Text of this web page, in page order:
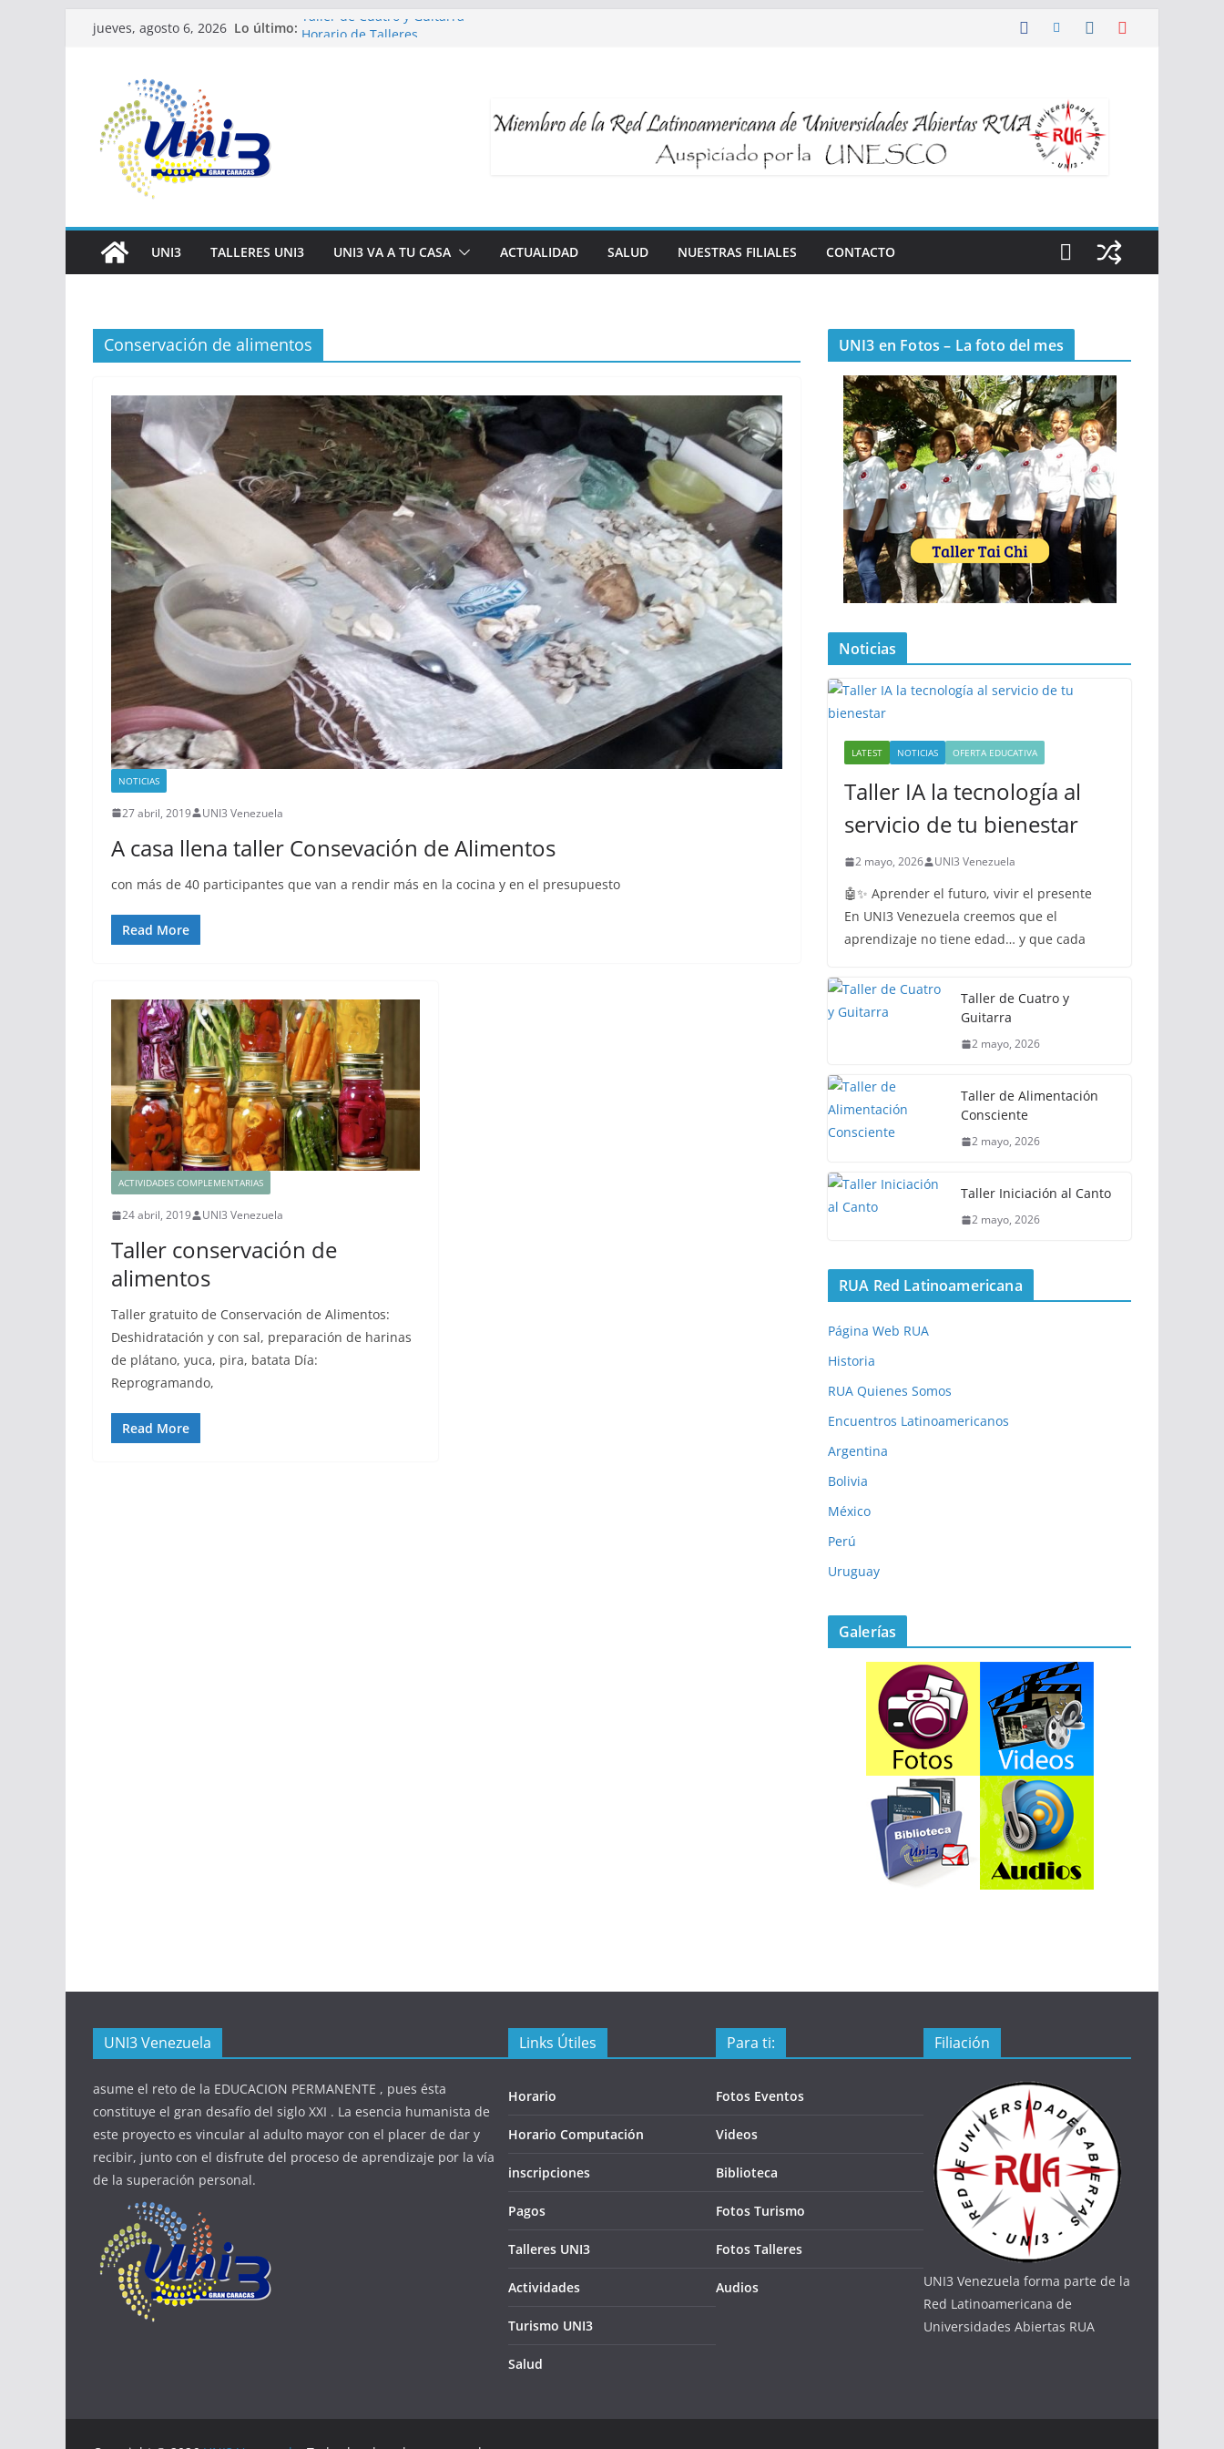
Saltarjueves, agosto 6, 2026 Lo último: Taller de Cuatro y Guitarra
UNI3 TALLERES UNI3 UNI3 VA A TU CASA ACTUALIDAD SALUD NUESTRAS FILIALES CONTACTO
Conservación de alimentos
NOTICIAS
27 abril, 2019 UNI3 Venezuela
A casa llena taller Consevación de Alimentos
con más de 40 participantes que van a rendir más en la cocina y en el presupuesto
Read More
ACTIVIDADES COMPLEMENTARIAS
24 abril, 2019 UNI3 Venezuela
Taller conservación de
alimentos
Taller gratuito de Conservación de Alimentos:
Deshidratación y con sal, preparación de harinas
de plátano, yuca, pira, batata Día:
Reprogramando,
Read More
UNI3 en Fotos – La foto del mes
Noticias
LATEST NOTICIAS OFERTA EDUCATIVA
Taller IA la tecnología al
servicio de tu bienestar
2 mayo, 2026 UNI3 Venezuela
🤖✨ Aprender el futuro, vivir el presente
En UNI3 Venezuela creemos que el
aprendizaje no tiene edad… y que cada
Taller de Cuatro y
Guitarra
2 mayo, 2026
Taller de Alimentación
Consciente
2 mayo, 2026
Taller Iniciación al Canto
2 mayo, 2026
RUA Red Latinoamericana
Página Web RUA
Historia
RUA Quienes Somos
Encuentros Latinoamericanos
Argentina
Bolivia
México
Perú
Uruguay
Galerías
UNI3 Venezuela
asume el reto de la EDUCACION PERMANENTE , pues ésta
constituye el gran desafío del siglo XXI . La esencia humanista de
este proyecto es vincular al adulto mayor con el placer de dar y
recibir, junto con el disfrute del proceso de aprendizaje por la vía
de la superación personal.
Links Útiles
Horario
Horario Computación
inscripciones
Pagos
Talleres UNI3
Actividades
Turismo UNI3
Salud
Para ti:
Fotos Eventos
Videos
Biblioteca
Fotos Turismo
Fotos Talleres
Audios
Filiación
UNI3 Venezuela forma parte de la
Red Latinoamericana de
Universidades Abiertas RUA